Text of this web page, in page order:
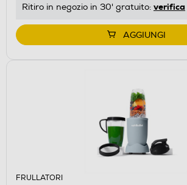
Ritiro in negozio in 30' gratuito: verifica
AGGIUNGI
FRULLATORI